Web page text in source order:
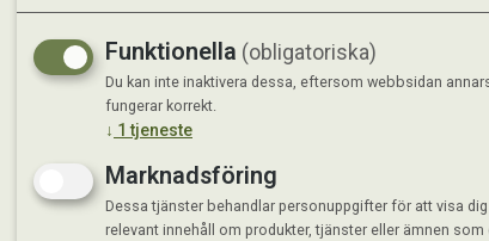
Kontakta oss
Om oss
Funktionella (obligatoriska)
Du kan inte inaktivera dessa, eftersom webbsidan
fungerar korrekt.
↓ 1 tjeneste
Marknadsföring
Dessa tjänster behandlar personuppgifter för att visa dig
relevant innehåll om produkter, tjänster eller ämnen som